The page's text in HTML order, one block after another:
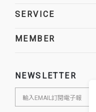
SERVICE
MEMBER
NEWSLETTER